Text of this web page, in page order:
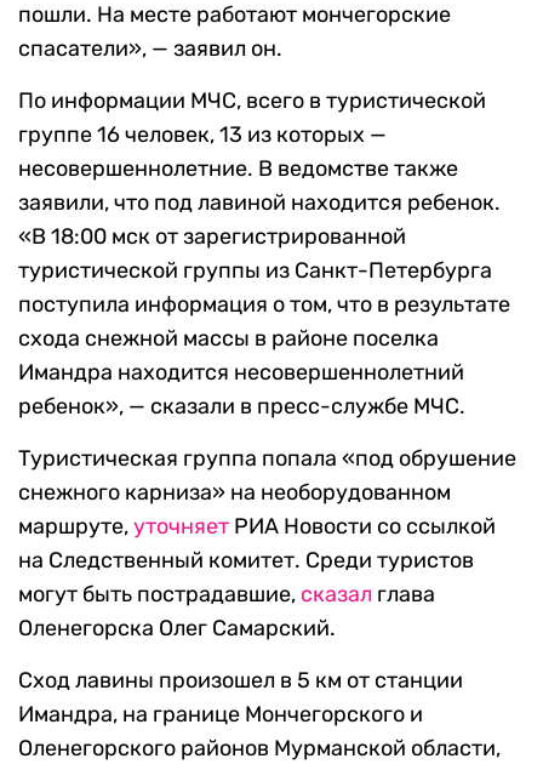
пошли. На месте работают мончегорские
спасатели», — заявил он.
По информации МЧС, всего в туристической
группе 16 человек, 13 из которых —
несовершеннолетние. В ведомстве также
заявили, что под лавиной находится ребенок.
«В 18:00 мск от зарегистрированной
туристической группы из Санкт-Петербурга
поступила информация о том, что в результате
схода снежной массы в районе поселка
Имандра находится несовершеннолетний
ребенок», — сказали в пресс-службе МЧС.
Туристическая группа попала «под обрушение
снежного карниза» на необорудованном
маршруте,уточняет РИА Новости со ссылкой
на Следственный комитет. Среди туристов
могут быть пострадавшие, сказал глава
Оленегорска Олег Самарский.
Сход лавины произошел в 5 км от станции
Имандра, на границе Мончегорского и
Оленегорского районов Мурманской области,